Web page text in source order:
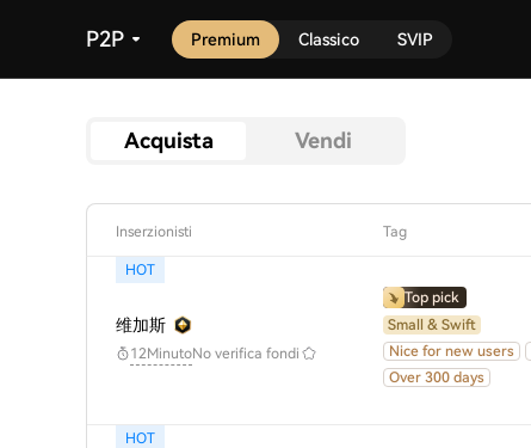
P2P Premium Classico SVIP
Acquista Vendi
Inserzionisti Tag
维加斯
12MinutoNo verifica fondi
Top pick
Small & Swift
Nice for new users
Over 300 days
HOT
HOT